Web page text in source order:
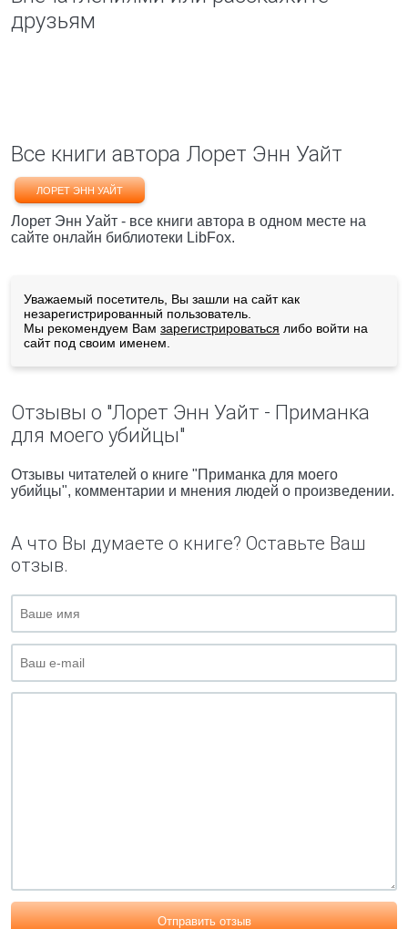
друзьям
Все книги автора Лорет Энн Уайт
ЛОРЕТ ЭНН УАЙТ
Лорет Энн Уайт - все книги автора в одном месте на
сайте онлайн библиотеки LibFox.
Уважаемый посетитель, Вы зашли на сайт как
незарегистрированный пользователь.
Мы рекомендуем Вам зарегистрироваться либо войти на
сайт под своим именем.
Отзывы о "Лорет Энн Уайт - Приманка
для моего убийцы"
Отзывы читателей о книге "Приманка для моего
убийцы", комментарии и мнения людей о произведении.
А что Вы думаете о книге? Оставьте Ваш
отзыв.
Отправить отзыв